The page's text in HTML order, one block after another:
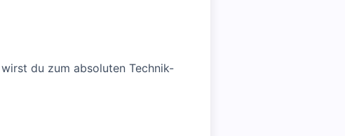
du zum absoluten Technik-